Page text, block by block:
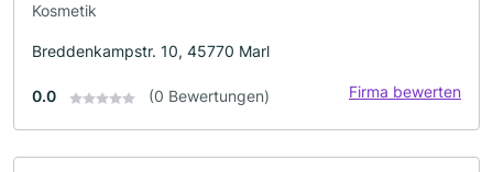
Kosmetik
Breddenkampstr. 10, 45770 Marl
0.0 (0 Bewertungen) Firma bewerten